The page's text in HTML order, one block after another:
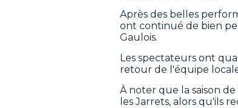
Après des belles
ont continué de bien
Gaulois.
Les spectateurs ont
retour de l'équipe
À noter que la saison
les Jarrets, alors qu'ils